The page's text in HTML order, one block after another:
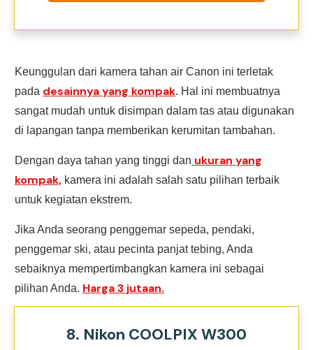
Keunggulan dari kamera tahan air Canon ini terletak
pada desainnya yang kompak. Hal ini membuatnya
sangat mudah untuk disimpan dalam tas atau digunakan
di lapangan tanpa memberikan kerumitan tambahan.
Dengan daya tahan yang tinggi dan ukuran yang
kompak, kamera ini adalah salah satu pilihan terbaik
untuk kegiatan ekstrem.
Jika Anda seorang penggemar sepeda, pendaki,
penggemar ski, atau pecinta panjat tebing, Anda
sebaiknya mempertimbangkan kamera ini sebagai
pilihan Anda. Harga 3 jutaan.
8. Nikon COOLPIX W300